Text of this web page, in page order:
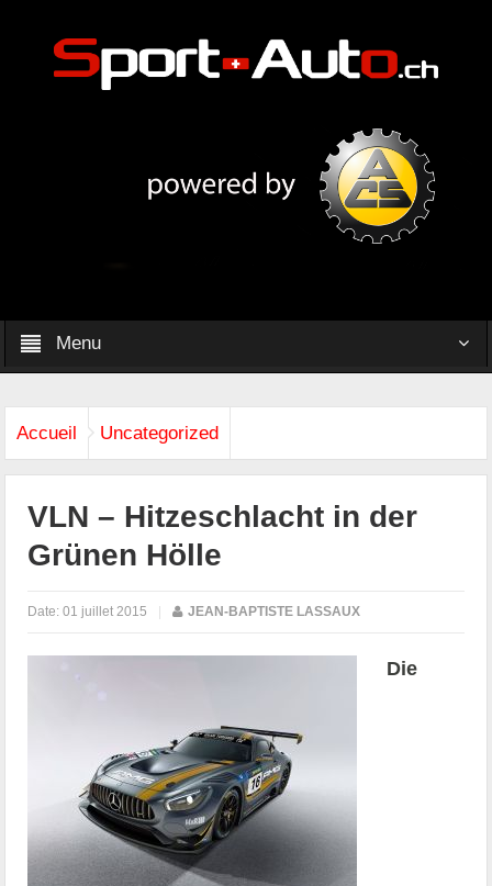
Menu
Accueil Uncategorized
VLN – Hitzeschlacht in der
Grünen Hölle
Date:01 juillet 2015 | JEAN-BAPTISTE LASSAUX
Die